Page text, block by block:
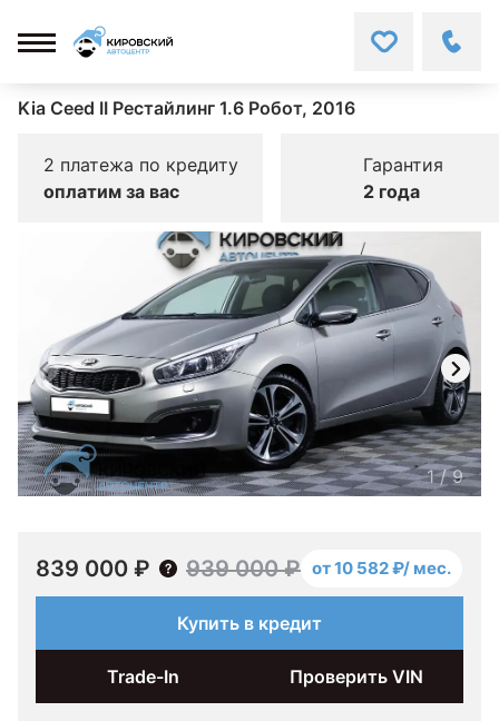
Kia Ceed II Рестайлинг 1.6 Робот, 2016
2 платежа по кредиту
оплатим за вас
Гарантия
2 года
1/9
839 000 ₽ 939 000 ₽ от 10 582 ₽/ мес.
Купить в кредит
Trade-In Проверить VIN